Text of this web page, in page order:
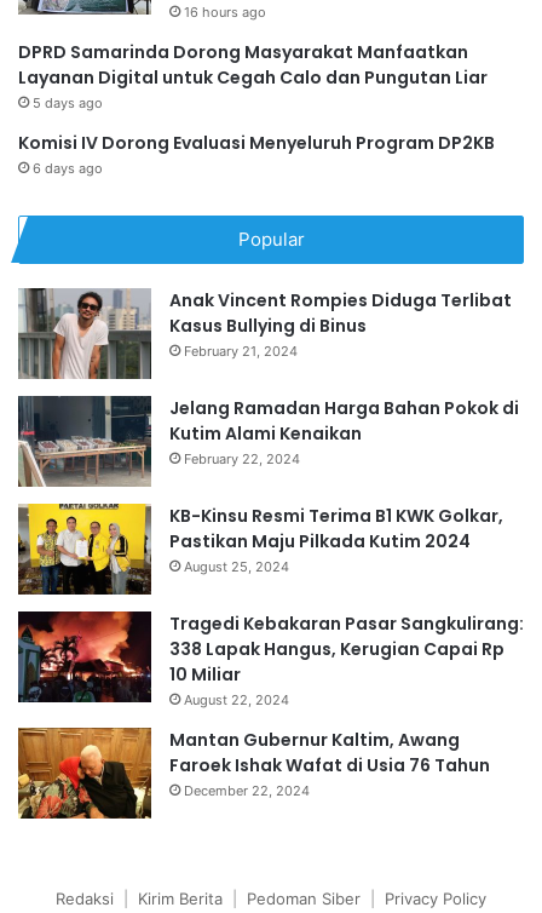
16 hours ago
DPRD Samarinda Dorong Masyarakat Manfaatkan
Layanan Digital untuk Cegah Calo dan Pungutan Liar
5 days ago
Komisi IV Dorong Evaluasi Menyeluruh Program DP2KB
6 days ago
Popular
Anak Vincent Rompies Diduga Terlibat
Kasus Bullying di Binus
February 21, 2024
Jelang Ramadan Harga Bahan Pokok di
Kutim Alami Kenaikan
February 22, 2024
KB-Kinsu Resmi Terima B1 KWK Golkar,
Pastikan Maju Pilkada Kutim 2024
August 25, 2024
Tragedi Kebakaran Pasar Sangkulirang:
338 Lapak Hangus, Kerugian Capai Rp
10 Miliar
August 22, 2024
Mantan Gubernur Kaltim, Awang
Faroek Ishak Wafat di Usia 76 Tahun
December 22, 2024
Redaksi Kirim Berita Pedoman Siber Privacy Policy